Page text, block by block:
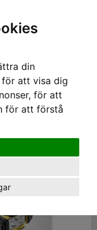
din
att visa dig
för att
för att förstå